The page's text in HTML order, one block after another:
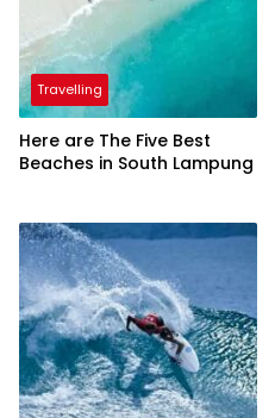
Travelling
Here are The Five Best
Beaches in South Lampung